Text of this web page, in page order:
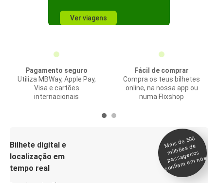
Ver viagens
Pagamento seguro
Utiliza MBWay, Apple Pay,
Visa e cartões
internacionais
Fácil de comprar
Compra os teus bilhetes
online, na nossa app ou
numa Flixshop
Bilhete digital e
localização em
tempo real
Mais de 500
milhões de
passageiros
confia
m e
m nós